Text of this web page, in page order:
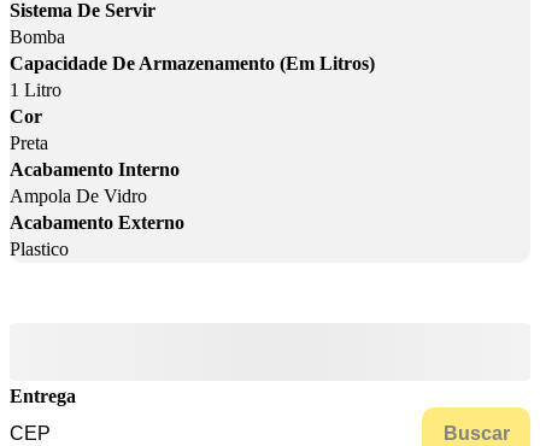
Sistema De Servir
Bomba
Capacidade De Armazenamento (Em Litros)
1 Litro
Cor
Preta
Acabamento Interno
Ampola De Vidro
Acabamento Externo
Plastico
Entrega
Buscar